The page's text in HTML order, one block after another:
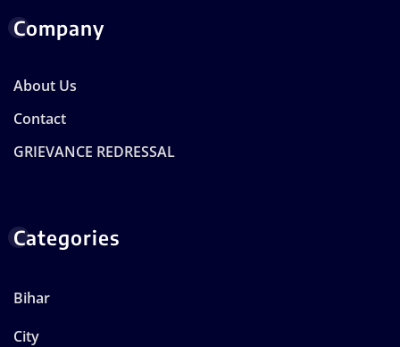
Company
About Us
Contact
GRIEVANCE REDRESSAL
Categories
Bihar
City